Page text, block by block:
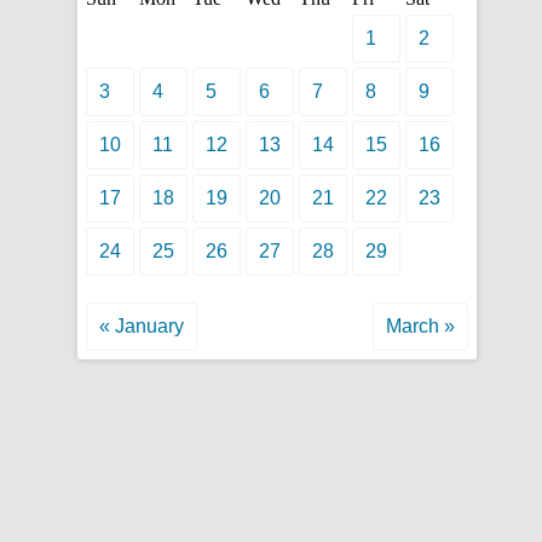
1
2
3 4 5 6 7 8 9
10 11 12 13 14 15 16
17 18 19 20 21 22 23
24 25 26 27 28 29
« January March »